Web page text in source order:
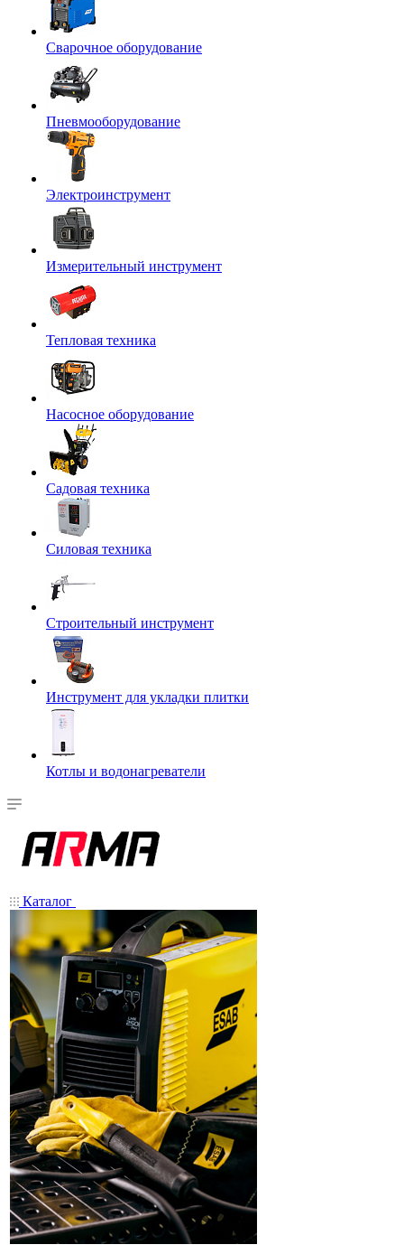
Сварочное оборудование
Пневмооборудование
Электроинструмент
Измерительный инструмент
Тепловая техника
Насосное оборудование
Садовая техника
Силовая техника
Строительный инструмент
Инструмент для укладки плитки
Котлы и водонагреватели
Каталог